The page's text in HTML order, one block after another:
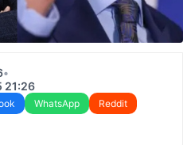
•
21:26
WhatsApp
Reddit